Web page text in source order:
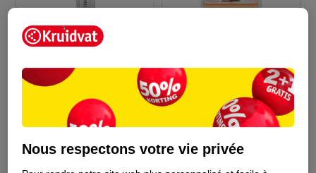
Tommy Hilfiger Eau De
100ml
Hugo Boss Eau De
100 ml
Nous respectons votre vie privée